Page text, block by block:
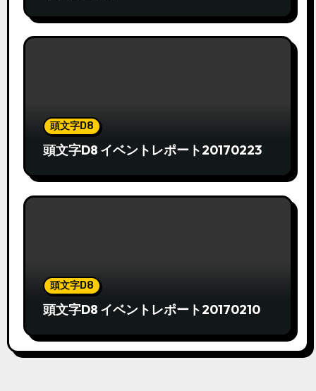
頭文字D8
頭文字D8 イベントレポート20170223
頭文字D8
頭文字D8 イベントレポート20170210